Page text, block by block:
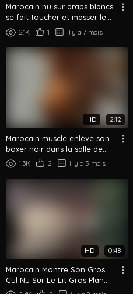
Marocain nu sur draps blancs
se fait toucher et masser le
gros cul
2.1K 1 il y a 7 mois
HD 2:12
Marocain musclé enlève son
boxer noir dans la salle de
bain montrant abdos et cul
1.3K 2 il y a 3 mois
HD 0:48
Marocain Montre Son Gros
Cul Nu Sur Le Lit Gros Plan
Provocation